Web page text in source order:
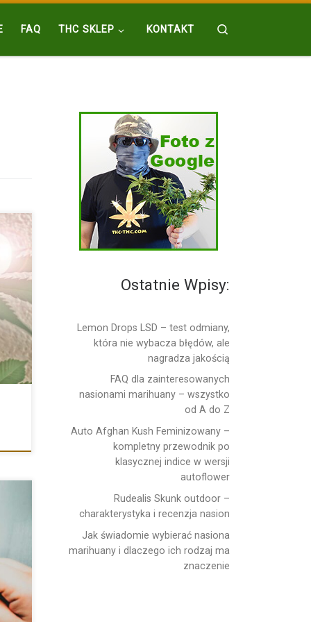
FAQ THC SKLEP KONTAKT
Ostatnie Wpisy:
Lemon Drops LSD – test odmiany,
która nie wybacza błędów, ale
nagradza jakością
FAQ dla zainteresowanych
nasionami marihuany – wszystko
od A do Z
Auto Afghan Kush Feminizowany –
kompletny przewodnik po
klasycznej indice w wersji
autoflower
Rudealis Skunk outdoor –
charakterystyka i recenzja nasion
Jak świadomie wybierać nasiona
marihuany i dlaczego ich rodzaj ma
znaczenie